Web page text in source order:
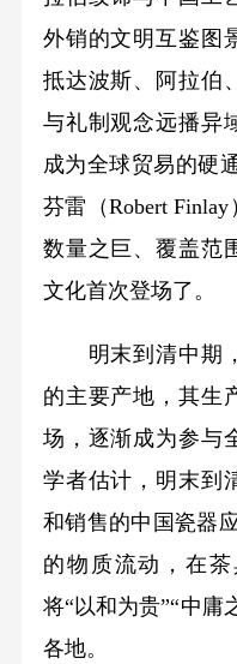
外销的文明互鉴图
抵达波斯、阿拉伯
与礼制观念远播异
成为全球贸易的硬
芬雷（Robert
数量之巨、覆盖范
文化首次登场了。
明末到清中期，
的主要产地，其生
场，逐渐成为参与
学者估计，明末到
和销售的中国瓷器
的物质流动，在
将“以和为贵”“中庸
各地。